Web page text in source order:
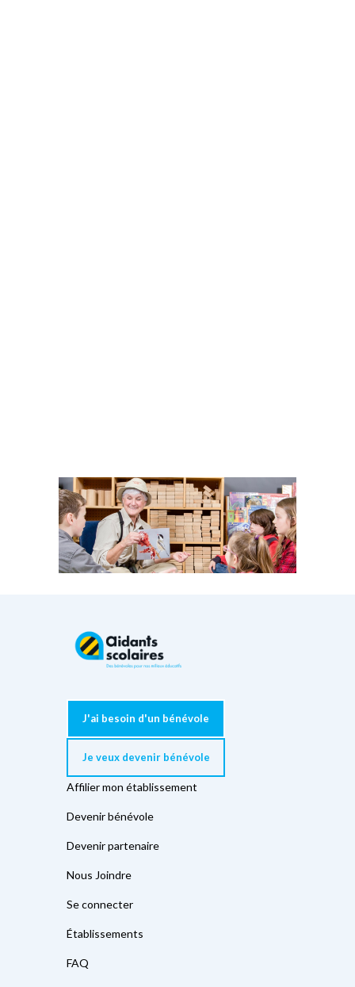
J'ai besoin d'un bénévole
Je veux devenir bénévole
Affilier mon établissement
Devenir bénévole
Devenir partenaire
Nous Joindre
Se connecter
Établissements
FAQ